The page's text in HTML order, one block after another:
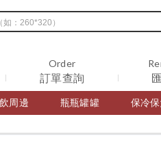
周邊 瓶瓶罐罐 保冷
Order
訂單查詢